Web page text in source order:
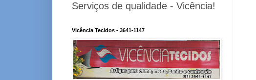
Serviços de qualidade - Vicência!
Vicência Tecidos - 3641-1147